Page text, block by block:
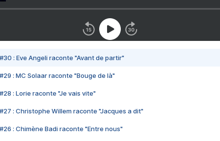
#30 : Eve Angeli raconte "Avant de partir"
#29 : MC Solaar raconte "Bouge de là"
#28 : Lorie raconte "Je vais vite"
#27 : Christophe Willem raconte "Jacques a dit"
#26 : Chimène Badi raconte "Entre nous"